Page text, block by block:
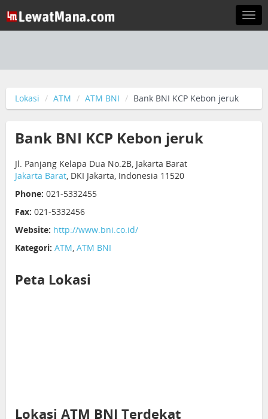
Lokasi ATM ATM BNI Bank BNI KCP Kebon jeruk
Bank BNI KCP Kebon jeruk
Jl. Panjang Kelapa Dua No.2B, Jakarta Barat
Jakarta Barat, DKI Jakarta, Indonesia 11520
Phone: 021-5332455
Fax: 021-5332456
Website: http://www.bni.co.id/
Kategori: ATM, ATM BNI
Peta Lokasi
Lokasi ATM BNI Terdekat